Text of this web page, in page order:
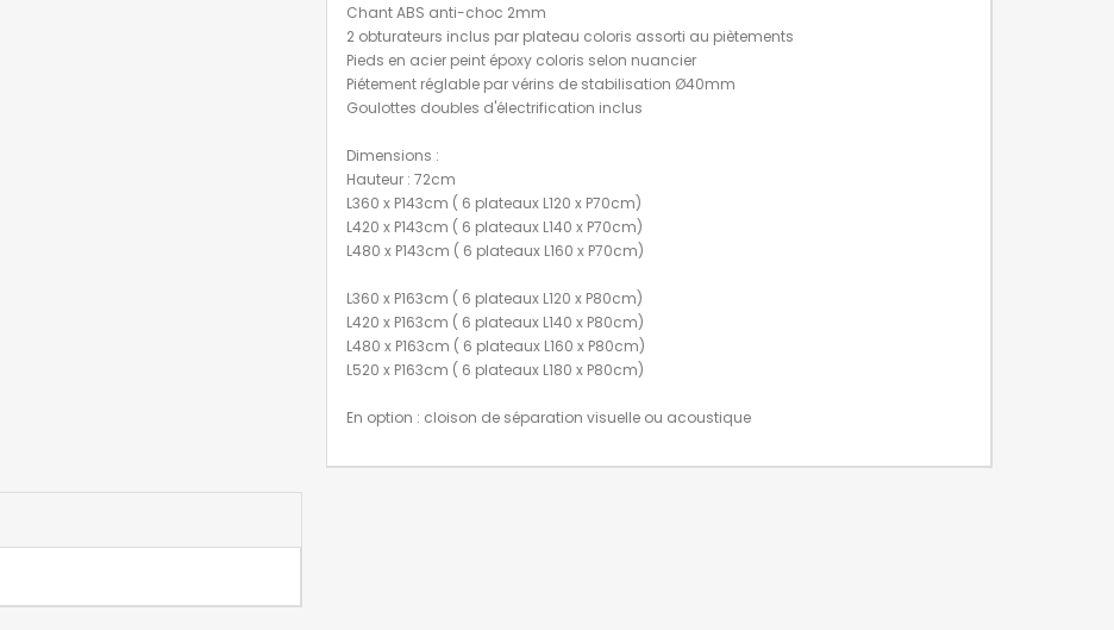
Chant ABS anti-choc 2mm
2 obturateurs inclus par plateau coloris assorti au piètements
Pieds en acier peint époxy coloris selon nuancier
Piétement réglable par vérins de stabilisation Ø40mm
Goulottes doubles d'électrification inclus
Dimensions :
Hauteur : 72cm
L360 x P143cm ( 6 plateaux L120 x P70cm)
L420 x P143cm ( 6 plateaux L140 x P70cm)
L480 x P143cm ( 6 plateaux L160 x P70cm)
L360 x P163cm ( 6 plateaux L120 x P80cm)
L420 x P163cm ( 6 plateaux L140 x P80cm)
L480 x P163cm ( 6 plateaux L160 x P80cm)
L520 x P163cm ( 6 plateaux L180 x P80cm)
En option : cloison de séparation visuelle ou acoustique